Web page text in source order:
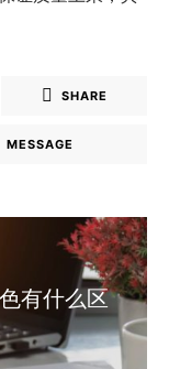
SHARE
MESSAGE
有什么区